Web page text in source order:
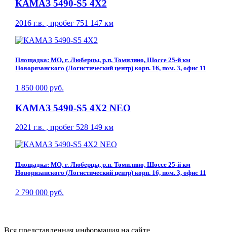
КАМАЗ 5490-S5 4Х2
2016 г.в. , пробег 751 147 км
Площадка: МО, г. Люберцы, р.п. Томилино, Шоссе 25-й км
Новорязанского (Логистический центр) корп. 16, пом. 3, офис 11
1 850 000 руб.
КАМАЗ 5490-S5 4Х2 NEO
2021 г.в. , пробег 528 149 км
Площадка: МО, г. Люберцы, р.п. Томилино, Шоссе 25-й км
Новорязанского (Логистический центр) корп. 16, пом. 3, офис 11
2 790 000 руб.
Вся представленная информация на сайте,